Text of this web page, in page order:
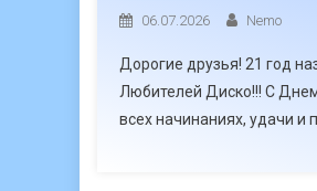
06.07.2026 Nemo
Дорогие друзья! 21 год
Любителей Диско!!! С
всех начинаниях, удачи и